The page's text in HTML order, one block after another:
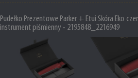
Pudełko Prezentowe Parker + Etui Skóra Eko
instrument piśmienny - 2195848_2216949